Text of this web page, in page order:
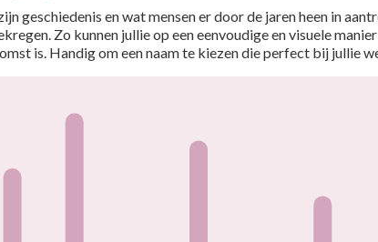
geschiedenis en wat mensen er door de jaren heen in
Zo kunnen jullie op een eenvoudige en visuele
is. Handig om een naam te kiezen die perfect bij jullie